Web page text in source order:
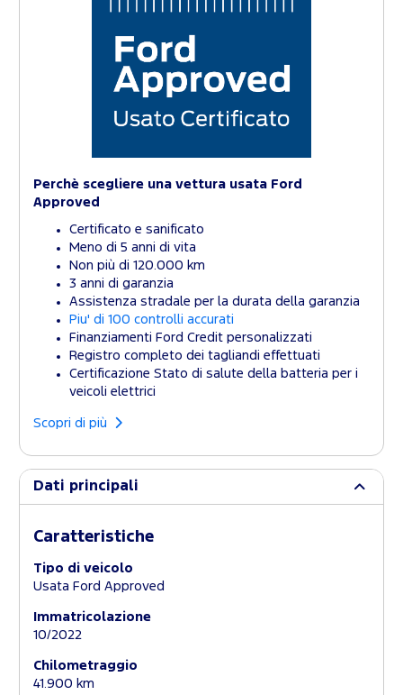
Perchè scegliere una vettura usata Ford
Approved
Certificato e sanificato
Meno di 5 anni di vita
Non più di 120.000 km
3 anni di garanzia
Assistenza stradale per la durata della garanzia
Piu' di 100 controlli accurati
Finanziamenti Ford Credit personalizzati
Registro completo dei tagliandi effettuati
Certificazione Stato di salute della batteria per i
veicoli elettrici
Scopri di più
Dati principali
Caratteristiche
Tipo di veicolo
Usata Ford Approved
Immatricolazione
10/2022
Chilometraggio
41.900 km